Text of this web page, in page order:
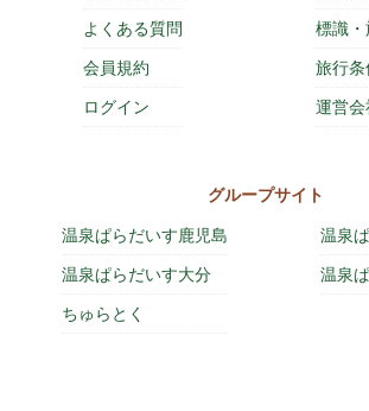
よくある質問
会員規約
ログイン
標識
旅行
運営会
グループサイト
温泉ぱらだいす鹿児島
温泉ぱらだいす大分
ちゅらとく
温泉
温泉